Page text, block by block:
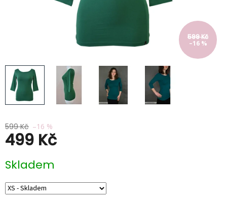
599 Kč
–16 %
599 Kč –16 %
499 Kč
cena:
Skladem